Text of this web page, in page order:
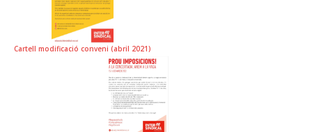
Cartell modificació conveni (abril 2021)